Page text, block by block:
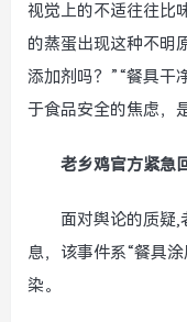
视觉上的不适往往比
的蒸蛋出现这种不明
添加剂吗？”“餐具干
于食品安全的焦虑，
老乡鸡官方紧急
面对舆论的质疑,
息，该事件系“餐具
染。